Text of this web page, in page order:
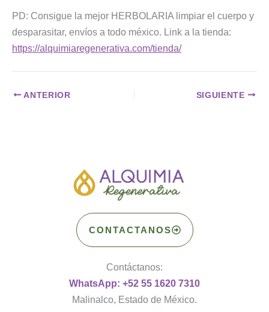
PD: Consigue la mejor HERBOLARIA limpiar el cuerpo y
desparasitar, envíos a todo méxico. Link a la tienda:
https://alquimiaregenerativa.com/tienda/
ANTERIOR SIGUIENTE
CONTACTANOS
Contáctanos:
WhatsApp: +52 55 1620 7310
Malinalco, Estado de México.